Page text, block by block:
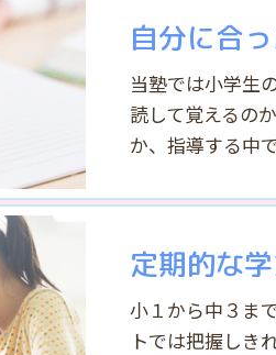
自分に合
当塾では小学生
読して覚えるの
か、指導する中
定期的な
小１から中３ま
トでは把握しき